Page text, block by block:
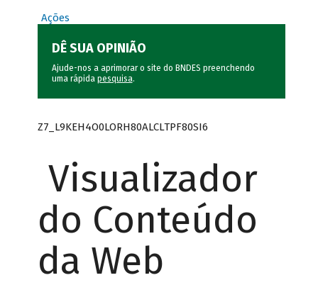
Ações
DÊ SUA OPINIÃO
Ajude-nos a aprimorar o site do BNDES preenchendo
uma rápida pesquisa.
Z7_L9KEH4O0LORH80ALCLTPF80SI6
Visualizador
do Conteúdo
da Web